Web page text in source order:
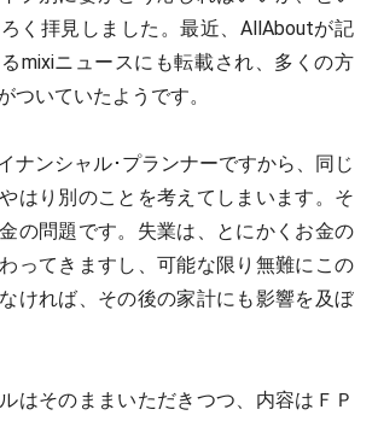
く拝見しました。最近、AllAboutが記
mixiニュースにも転載され、多くの方
ついていたようです。
ナンシャル･プランナーですから、同じ
はり別のことを考えてしまいます。そ
の問題です。失業は、とにかくお金の
ってきますし、可能な限り無難にこの
ければ、その後の家計にも影響を及ぼ
はそのままいただきつつ、内容はＦＰ